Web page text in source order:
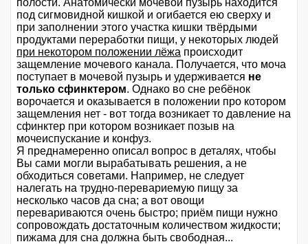
под сигмовидной кишкой и огибается ею сверху и
при заполнении этого участка кишки твёрдыми
продуктами переработки пищи, у некоторых людей
при некотором положении лёжа происходит
защемление мочевого канала. Получается, что моча
поступает в мочевой пузырь и удерживается не
только сфинктером. Однако во сне ребёнок
ворочается и оказывается в положении про котором
защемления нет - вот тогда возникает то давление на
сфинктер при котором возникает позыв на
мочеиспускание и конфуз.
Я преднамеренно описал вопрос в деталях, чтобы
Вы сами могли вырабатывать решения, а не
обходиться советами. Например, не следует
налегать на трудно-перевариемую пищу за
несколько часов да сна; а вот овощи
перевариваются очень быстро; приём пищи нужно
сопровождать достаточным количеством жидкости;
пижама для сна должна быть свободная...